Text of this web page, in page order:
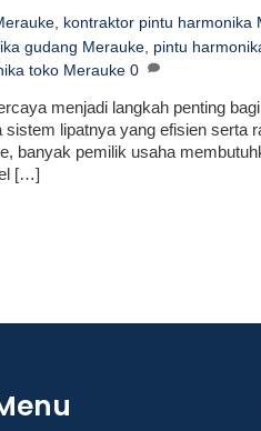
kontraktor pintu harmonika
gudang Merauke pintu
toko Merauke 0
menjadi langkah penting
lipatnya yang efisien serta
banyak pemilik usaha
[…]